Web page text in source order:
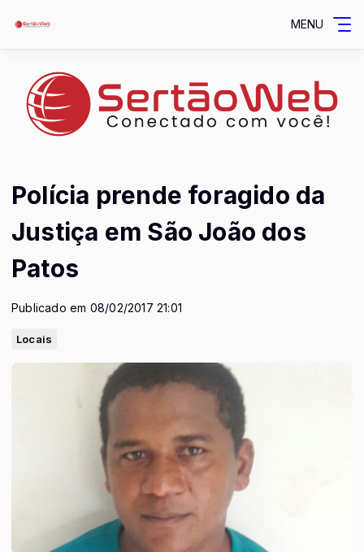
MENU
Polícia prende foragido da
Justiça em São João dos
Patos
Publicado em 08/02/2017 21:01
Locais